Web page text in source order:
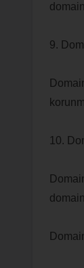
9.
10.